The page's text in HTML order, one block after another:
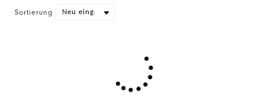
Sortierung